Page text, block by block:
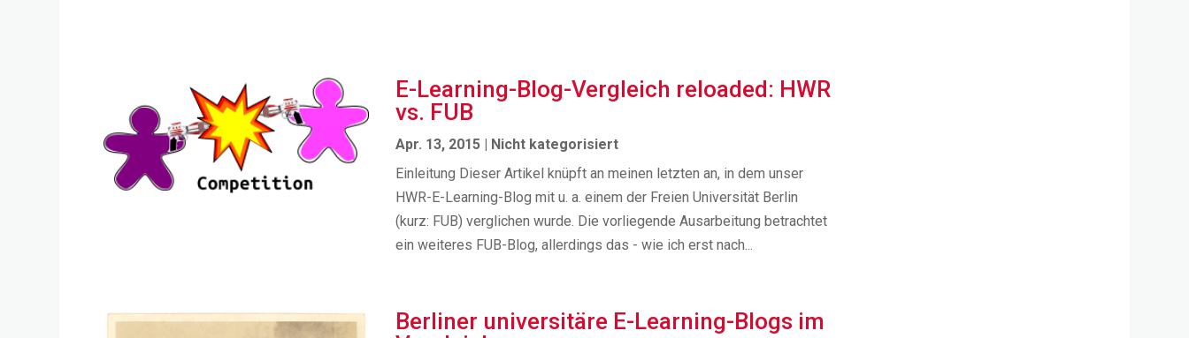
E-Learning-Blog-Vergleich reloaded: HWR
vs. FUB
Apr. 13, 2015
Nicht kategorisiert
Einleitung Dieser Artikel knüpft an meinen letzten an, in dem unser
HWR-E-Learning-Blog mit u. a. einem der Freien Universität Berlin
(kurz: FUB) verglichen wurde. Die vorliegende Ausarbeitung betrachtet
ein weiteres FUB-Blog, allerdings das - wie ich erst nach...
Berliner universitäre E-Learning-Blogs im